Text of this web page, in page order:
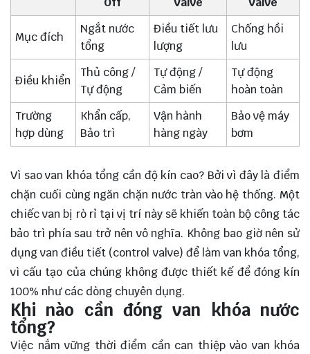
Mục đích
Ngắt nước
tổng
Điều tiết lưu
lượng
Chống hồi
lưu
Điều khiển
Thủ công /
Tự động
Tự động /
Cảm biến
Tự động
hoàn toàn
Trường
hợp dùng
Khẩn cấp,
Bảo trì
Vận hành
hàng ngày
Bảo vệ máy
bơm
Vì sao van khóa tổng cần độ kín cao? Bởi vì đây là điểm
chặn cuối cùng ngăn chặn nước tràn vào hệ thống. Một
chiếc van bị rò rỉ tại vị trí này sẽ khiến toàn bộ công tác
bảo trì phía sau trở nên vô nghĩa. Không bao giờ nên sử
dụng van điều tiết (control valve) để làm van khóa tổng,
vì cấu tạo của chúng không được thiết kế để đóng kín
100% như các dòng chuyên dụng.
Khi nào cần đóng van khóa nước
tổng?
Việc nắm vững thời điểm cần can thiệp vào van khóa